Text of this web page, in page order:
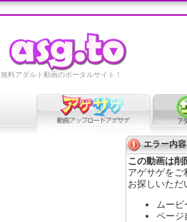
無料アダルト動画のポータルサイト！
エラー内容
この動画は削
アゲサゲをご
お探しいただ
ムービ
ページ